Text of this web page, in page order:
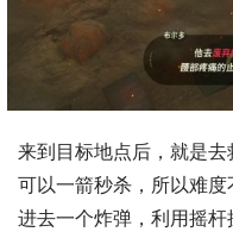
来到目标地点后，就是
可以一箭秒杀，所以难
进去一个炸弹，利用摇